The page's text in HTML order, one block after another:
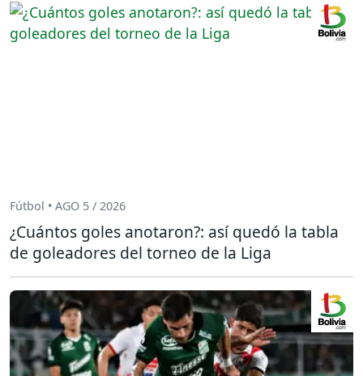
Fútbol • AGO 5 / 2026
¿Cuántos goles anotaron?: así quedó la tabla
de goleadores del torneo de la Liga